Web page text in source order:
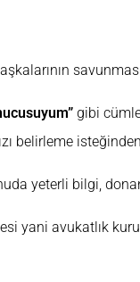
gibi
belirleme
yeterli bilgi,
yani avukatlık